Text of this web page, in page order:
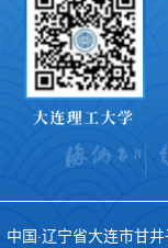
中国·辽宁省大连市甘